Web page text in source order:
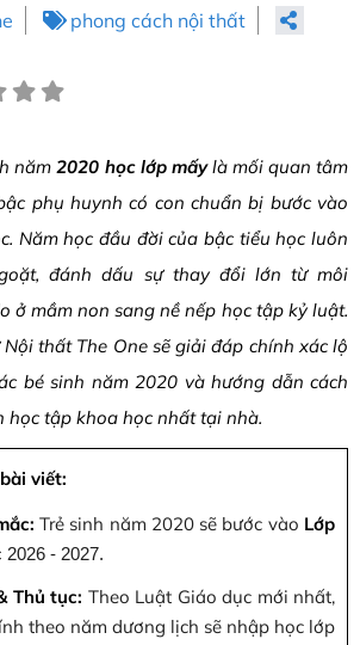
phong cách nội thất
năm2020 học lớp mấylà mối quan tâm
phụ huynh có con chuẩn bị bước vào
Năm học đầu đời của bậc tiểu học luôn
đánh dấu sự thay đổi lớn từ môi
ở mầm non sang nề nếp học tập kỷ luật.
thất The One sẽ giải đáp chính xác lộ
bé sinh năm 2020 và hướng dẫn cách
tập khoa học nhất tại nhà.
viết:
Trẻ sinh năm 2020 sẽ bước vào Lớp
2026 - 2027.
Thủ tục: Theo Luật Giáo dục mới nhất,
theo năm dương lịch sẽ nhập học lớp